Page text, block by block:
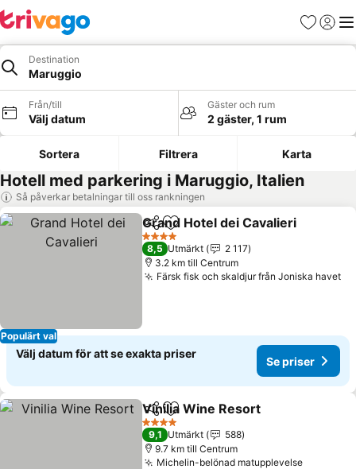
Favoriter
Logga
Destination
Maruggio
Från/till
Välj datum
Gäster och rum
2 gäster, 1 rum
Sortera Filtrera Karta
Hotell med parkering i Maruggio, Italien
Så påverkar betalningar till oss rankningen
Populärt val
Dela Lägg till i Mina Favoriter
Grand Hotel dei Cavalieri
4 Stjärnor
8,5 Utmärkt
2 117
3.2 km till Centrum
Färsk fisk och skaldjur från Joniska havet
Välj datum för att se exakta priser
Se priser
Dela Lägg till i Mina Favoriter
Vinilia Wine Resort
4 Stjärnor
9,1 Utmärkt
588
9.7 km till Centrum
Michelin-belönad matupplevelse